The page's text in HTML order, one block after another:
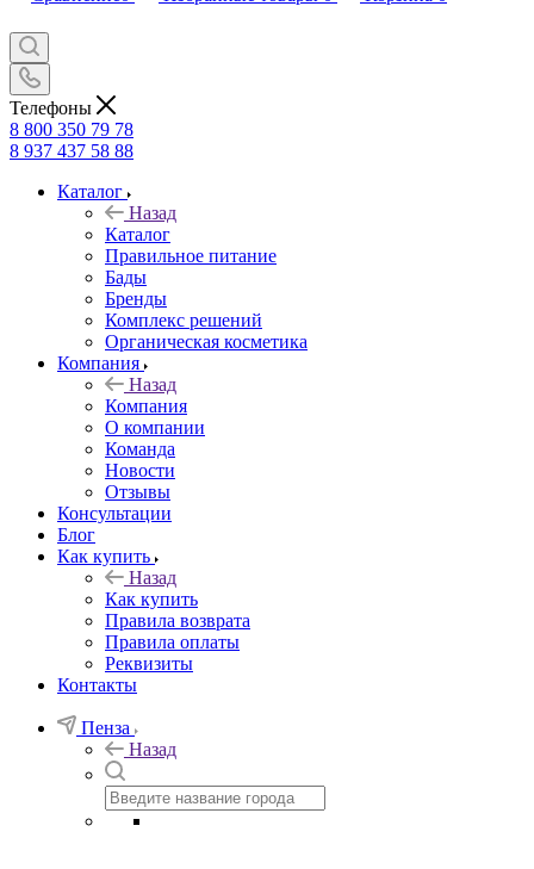
Телефоны
8 800 350 79 78
8 937 437 58 88
Каталог
Назад
Каталог
Правильное питание
Бады
Бренды
Комплекс решений
Органическая косметика
Компания
Назад
Компания
О компании
Команда
Новости
Отзывы
Консультации
Блог
Как купить
Назад
Как купить
Правила возврата
Правила оплаты
Реквизиты
Контакты
Пенза
Назад